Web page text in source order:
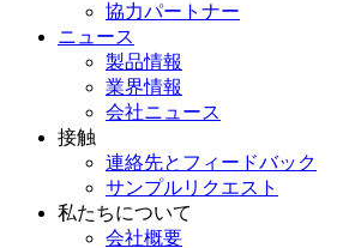
協力パートナー
ニュース
製品情報
業界情報
会社ニュース
接触
連絡先とフィードバック
サンプルリクエスト
私たちについて
会社概要